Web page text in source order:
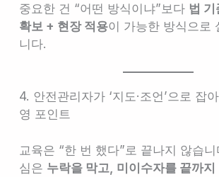
중요한 건 “어떤 방식이냐”보다 법
확보 + 현장 적용이 가능한 방식으로
니다.
4. 안전관리자가 ‘지도·조언’으로 잡
영 포인트
교육은 “한 번 했다”로 끝나지 않습
심은 누락을 막고, 미이수자를 끝까